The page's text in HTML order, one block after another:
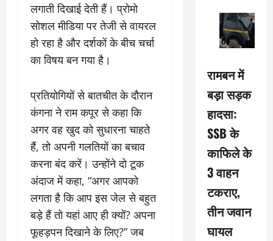
लगाती दिखाई देती हैं। प्रोमो
सोशल मीडिया पर तेजी से वायरल
हो रहा है और दर्शकों के बीच चर्चा
का विषय बन गया है।
प्रतियोगियों से बातचीत के दौरान
कंगना ने राम कपूर से कहा कि
अगर वह खुद को सुधारना चाहते
हैं, तो अपनी गलतियों का बचाव
करना बंद करें। उन्होंने दो टूक
अंदाज में कहा, “अगर आपको
लगता है कि आप इस जेल से बहुत
बड़े हैं तो यहां आए ही क्यों? अपना
फूहड़पन दिखाने के लिए?” जब
रामबन में
बड़ा सड़क
हादसा:
SSB के
काफिले के
3 वाहन
टकराए,
तीन जवान
घायल